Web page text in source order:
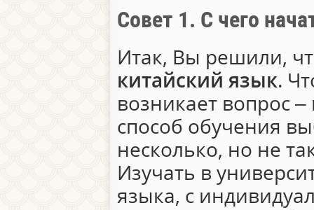
Совет 1. С чего
Итак, Вы решили,
китайский язык.
возникает вопрос –
способ обучения
несколько, но не
Изучать в
языка, с